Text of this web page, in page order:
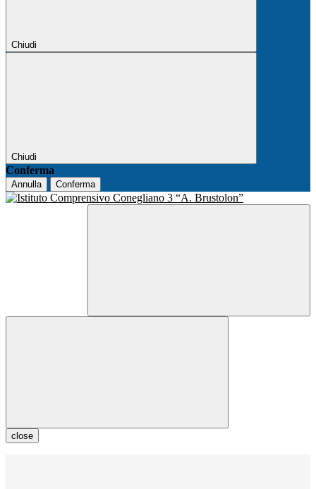
Chiudi
Chiudi
Conferma
Annulla Conferma
close